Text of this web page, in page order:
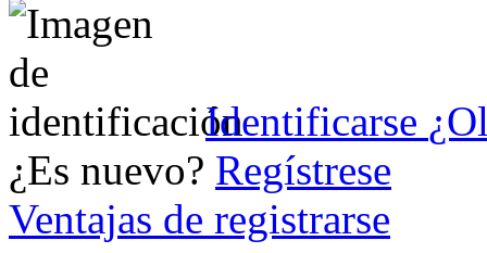
Identificarse
¿Es nuevo? Regístrese
Ventajas de registrarse